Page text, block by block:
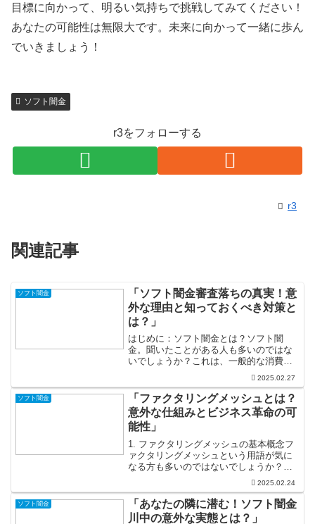
目標に向かって、明るい気持ちで挑戦してみてください！
あなたの可能性は無限大です。未来に向かって一緒に歩ん
でいきましょう！
ソフト闇金
r3をフォローする
r3
関連記事
ソフト闇金
「ソフト闇金審査落ちの真実！意
外な理由と知っておくべき対策と
は？」
はじめに：ソフト闇金とは？ソフト闇
金。聞いたことがある人も多いのではな
いでしょうか？これは、一般的な消費者
金融とは異なり、貸付条件が厳しく、無
審査でお金を借りられるようなイメージ
を持たれています。しかし、その実態は
意外と複雑です。急な出費が...
2025.02.27
ソフト闇金
「ファクタリングメッシュとは？
意外な仕組みとビジネス革命の可
能性」
1. ファクタリングメッシュの基本概念フ
ァクタリングメッシュという用語が気に
なる方も多いのではないでしょうか？こ
の新しいビジネスモデルは、従来のファ
クタリングに新しい視点を加え、企業の
キャッシュフローを改善する手助けをし
ます。まずはファクタ...
2025.02.24
ソフト闇金
「あなたの隣に潜む！ソフト闇金
川中の意外な実態とは？」